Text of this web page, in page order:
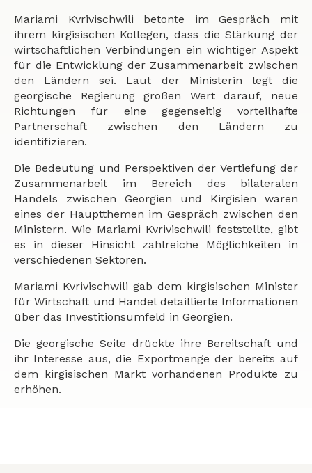
Mariami Kvrivischwili betonte im Gespräch mit
ihrem kirgisischen Kollegen, dass die Stärkung der
wirtschaftlichen Verbindungen ein wichtiger Aspekt
für die Entwicklung der Zusammenarbeit zwischen
den Ländern sei. Laut der Ministerin legt die
georgische Regierung großen Wert darauf, neue
Richtungen für eine gegenseitig vorteilhafte
Partnerschaft zwischen den Ländern zu
identifizieren.
Die Bedeutung und Perspektiven der Vertiefung der
Zusammenarbeit im Bereich des bilateralen
Handels zwischen Georgien und Kirgisien waren
eines der Hauptthemen im Gespräch zwischen den
Ministern. Wie Mariami Kvrivischwili feststellte, gibt
es in dieser Hinsicht zahlreiche Möglichkeiten in
verschiedenen Sektoren.
Mariami Kvrivischwili gab dem kirgisischen Minister
für Wirtschaft und Handel detaillierte Informationen
über das Investitionsumfeld in Georgien.
Die georgische Seite drückte ihre Bereitschaft und
ihr Interesse aus, die Exportmenge der bereits auf
dem kirgisischen Markt vorhandenen Produkte zu
erhöhen.